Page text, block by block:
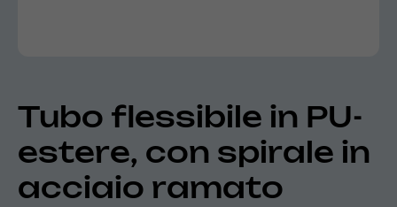
Tubo flessibile in PU-
estere, con spirale in
acciaio ramato